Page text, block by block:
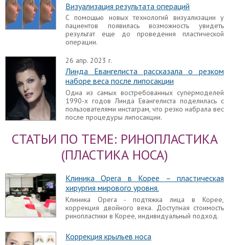
Визуализация результата операций
С помощью новых технологий визуализации у
пациентов появилась возможность увидеть
результат еще до проведения пластической
операции.
26 апр. 2023 г.
Линда Евангелиста рассказала о резком
наборе веса после липосакции
Одна из самых востребованных супермоделей
1990-х годов Линда Евангелиста поделилась с
пользователями инстаграм, что резко набрала вес
после процедуры липосакции.
СТАТЬИ ПО ТЕМЕ: РИНОПЛАСТИКА
(ПЛАСТИКА НОСА)
Клиника Opera в Корее – пластическая
хирургия мирового уровня.
Клиника Opera - подтяжка лица в Корее,
коррекция двойного века. Доступная стоимость
ринопластики в Корее, индивидуальный подход.
Коррекция крыльев носа